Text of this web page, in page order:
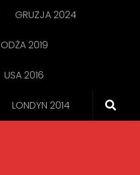
GRUZJA 2024
2019
USA 2016
LONDYN 2014